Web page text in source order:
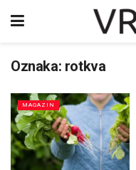
Oznaka: rotkva
MAGAZIN